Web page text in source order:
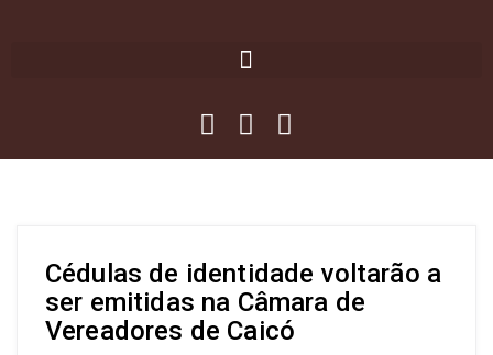
Cédulas de identidade voltarão a
ser emitidas na Câmara de
Vereadores de Caicó